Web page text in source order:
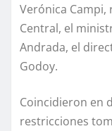
Verónica
Central, el
Andrada, el
Godoy.
Coincidieron en
restricciones